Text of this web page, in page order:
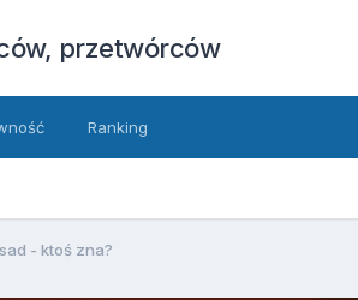
przetwórców
Ranking
- ktoś zna?